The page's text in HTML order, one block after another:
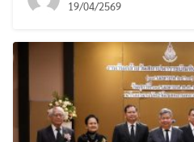
19/04/2569